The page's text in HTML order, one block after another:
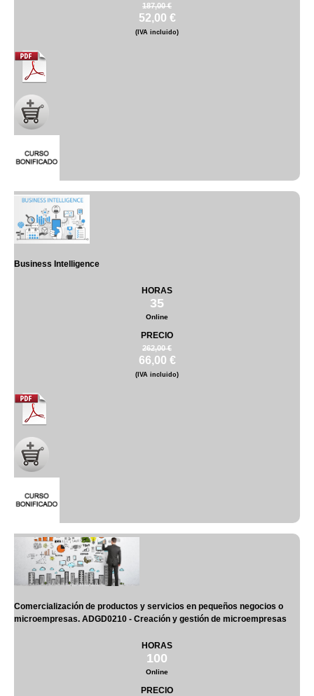
187,00 €
52,00 €
(IVA incluido)
Business Intelligence
HORAS
35
Online
PRECIO
262,00 €
66,00 €
(IVA incluido)
Comercialización de productos y servicios en pequeños negocios o
microempresas. ADGD0210 - Creación y gestión de microempresas
HORAS
100
Online
PRECIO